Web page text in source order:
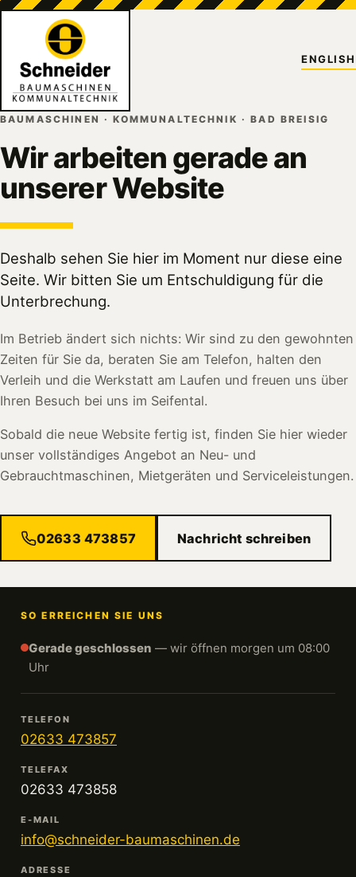
ENGLISH
BAUMASCHINEN · KOMMUNALTECHNIK · BAD BREISIG
Wir arbeiten gerade an
unserer Website
Deshalb sehen Sie hier im Moment nur diese eine
Seite. Wir bitten Sie um Entschuldigung für die
Unterbrechung.
Im Betrieb ändert sich nichts: Wir sind zu den gewohnten
Zeiten für Sie da, beraten Sie am Telefon, halten den
Verleih und die Werkstatt am Laufen und freuen uns über
Ihren Besuch bei uns im Seifental.
Sobald die neue Website fertig ist, finden Sie hier wieder
unser vollständiges Angebot an Neu- und
Gebrauchtmaschinen, Mietgeräten und Serviceleistungen.
02633 473857 Nachricht schreiben
SO ERREICHEN SIE UNS
Gerade geschlossen — wir öffnen morgen um 08:00
Uhr
TELEFON
02633 473857
TELEFAX
02633 473858
E-MAIL
info@schneider-baumaschinen.de
ADRESSE